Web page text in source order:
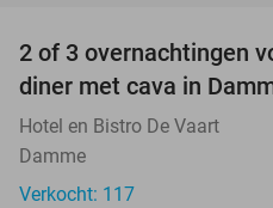
2 of 3 overnachtingen
diner met cava in
Hotel en Bistro De Vaart
Damme
Verkocht: 117